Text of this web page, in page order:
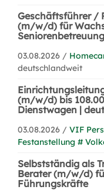
Geschäftsführer /
(m/w/d) für
Seniorenbetreuung
03.08.2026 /
deutschlandweit
(m/w/d) bis
Dienstwagen |
03.08.2026 / VIF
Festanstellung #
Selbstständig als
Berater (m/w/d)
Führungskräfte